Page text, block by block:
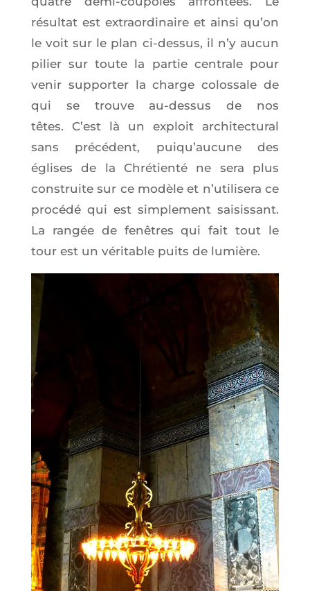
résul­tat est extra­or­di­naire et ain­si qu’on
le voit sur le plan ci-des­sus, il n’y aucun
pilier sur toute la par­tie cen­trale pour
venir sup­por­ter la charge colos­sale de
qui se trouve au-des­sus de nos
têtes. C’est là un exploit archi­tec­tu­ral
sans pré­cé­dent, pui­qu’au­cune des
églises de la Chré­tien­té ne sera plus
construite sur ce modèle et n’u­ti­li­se­ra ce
pro­cé­dé qui est sim­ple­ment sai­sis­sant.
La ran­gée de fenêtres qui fait tout le
tour est un véri­table puits de lumière.